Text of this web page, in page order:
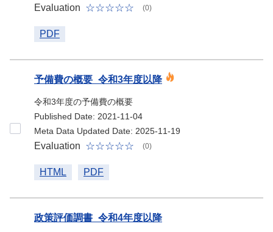
Evaluation (0)
PDF
予備費の概要_令和3年度以降
令和3年度の予備費の概要
Published Date: 2021-11-04
Meta Data Updated Date: 2025-11-19
Evaluation (0)
HTML PDF
政策評価調書_令和4年度以降